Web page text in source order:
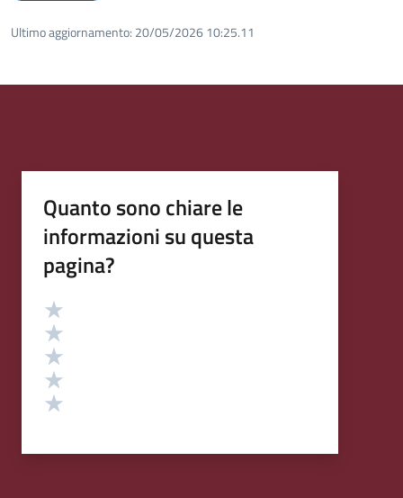
Ultimo aggiornamento: 20/05/2026 10:25.11
Quanto sono chiare le
informazioni su questa
pagina?
Valutazione